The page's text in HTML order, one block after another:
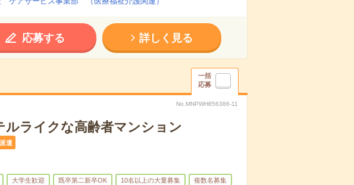
応募する 詳しく見る
一括
応募
No.MNPWH856386-11
ルライクな高齢者マンション
派遣
大学生歓迎 既卒第二新卒OK 10名以上の大量募集 複数名募集